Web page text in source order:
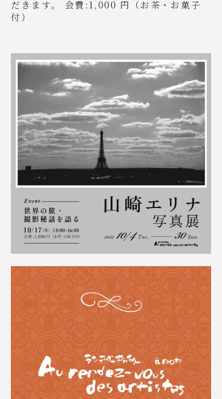
だきます。 会費:1,000 円（お茶・お菓子
付）